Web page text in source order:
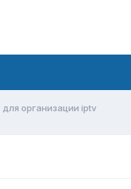
организации iptv